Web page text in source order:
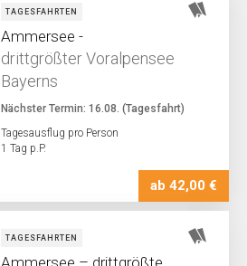
TAGESFAHRTEN
Ammersee -
drittgrößter Voralpensee
Bayerns
Nächster Termin: 16.08. (Tagesfahrt)
Tagesausflug pro Person
1 Tag p.P.
ab 42,00 €
TAGESFAHRTEN
Ammersee – drittgrößte